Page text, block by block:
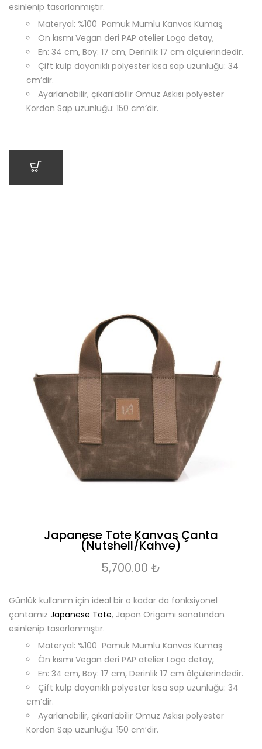
esinlenip tasarlanmıştır.
Materyal: %100 Pamuk Mumlu Kanvas Kumaş
Ön kısmı Vegan deri PAP atelier Logo detay,
En: 34 cm, Boy: 17 cm, Derinlik 17 cm ölçülerindedir.
Çift kulp dayanıklı polyester kısa sap uzunluğu: 34
cm’dir.
Ayarlanabilir, çıkarılabilir Omuz Askısı polyester
Kordon Sap uzunluğu: 150 cm’dir.
Japanese Tote Kanvas Çanta
(Nutshell/Kahve)
5,700.00 ₺
Günlük kullanım için ideal bir o kadar da fonksiyonel
çantamız Japanese Tote, Japon Origamı sanatından
esinlenip tasarlanmıştır.
Materyal: %100 Pamuk Mumlu Kanvas Kumaş
Ön kısmı Vegan deri PAP atelier Logo detay,
En: 34 cm, Boy: 17 cm, Derinlik 17 cm ölçülerindedir.
Çift kulp dayanıklı polyester kısa sap uzunluğu: 34
cm’dir.
Ayarlanabilir, çıkarılabilir Omuz Askısı polyester
Kordon Sap uzunluğu: 150 cm’dir.